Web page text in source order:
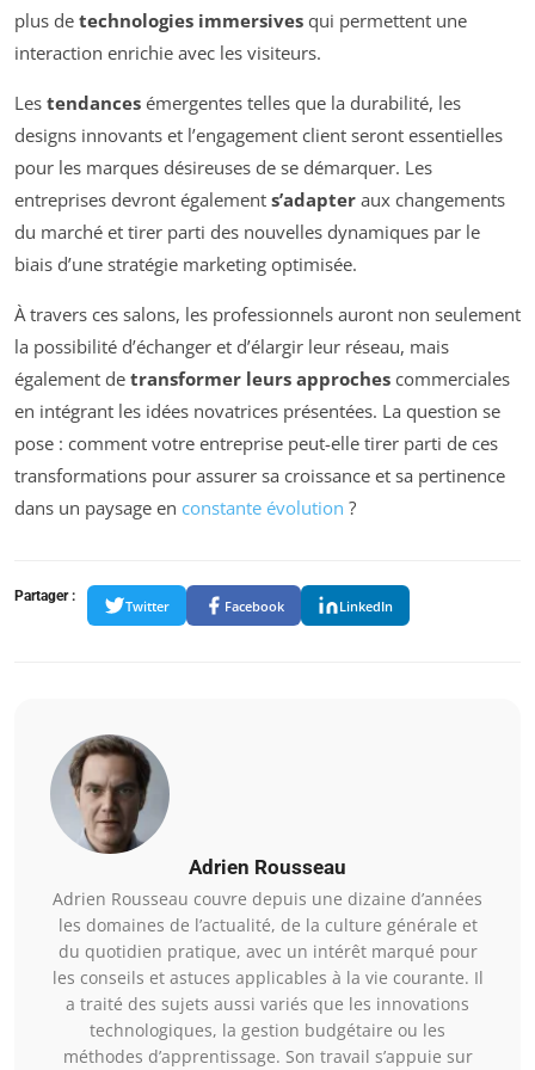
plus de technologies immersives qui permettent une
interaction enrichie avec les visiteurs.
Les tendances émergentes telles que la durabilité, les
designs innovants et l’engagement client seront essentielles
pour les marques désireuses de se démarquer. Les
entreprises devront également s’adapter aux changements
du marché et tirer parti des nouvelles dynamiques par le
biais d’une stratégie marketing optimisée.
À travers ces salons, les professionnels auront non seulement
la possibilité d’échanger et d’élargir leur réseau, mais
également de transformer leurs approches commerciales
en intégrant les idées novatrices présentées. La question se
pose : comment votre entreprise peut-elle tirer parti de ces
transformations pour assurer sa croissance et sa pertinence
dans un paysage en constante évolution ?
Partager :
Twitter Facebook LinkedIn
Adrien Rousseau
Adrien Rousseau couvre depuis une dizaine d’années
les domaines de l’actualité, de la culture générale et
du quotidien pratique, avec un intérêt marqué pour
les conseils et astuces applicables à la vie courante. Il
a traité des sujets aussi variés que les innovations
technologiques, la gestion budgétaire ou les
méthodes d’apprentissage. Son travail s’appuie sur